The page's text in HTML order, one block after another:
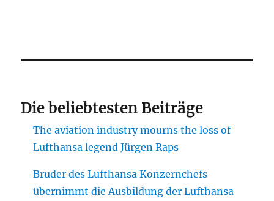
Die beliebtesten Beiträge
The aviation industry mourns the loss of
Lufthansa legend Jürgen Raps
Bruder des Lufthansa Konzernchefs
übernimmt die Ausbildung der Lufthansa